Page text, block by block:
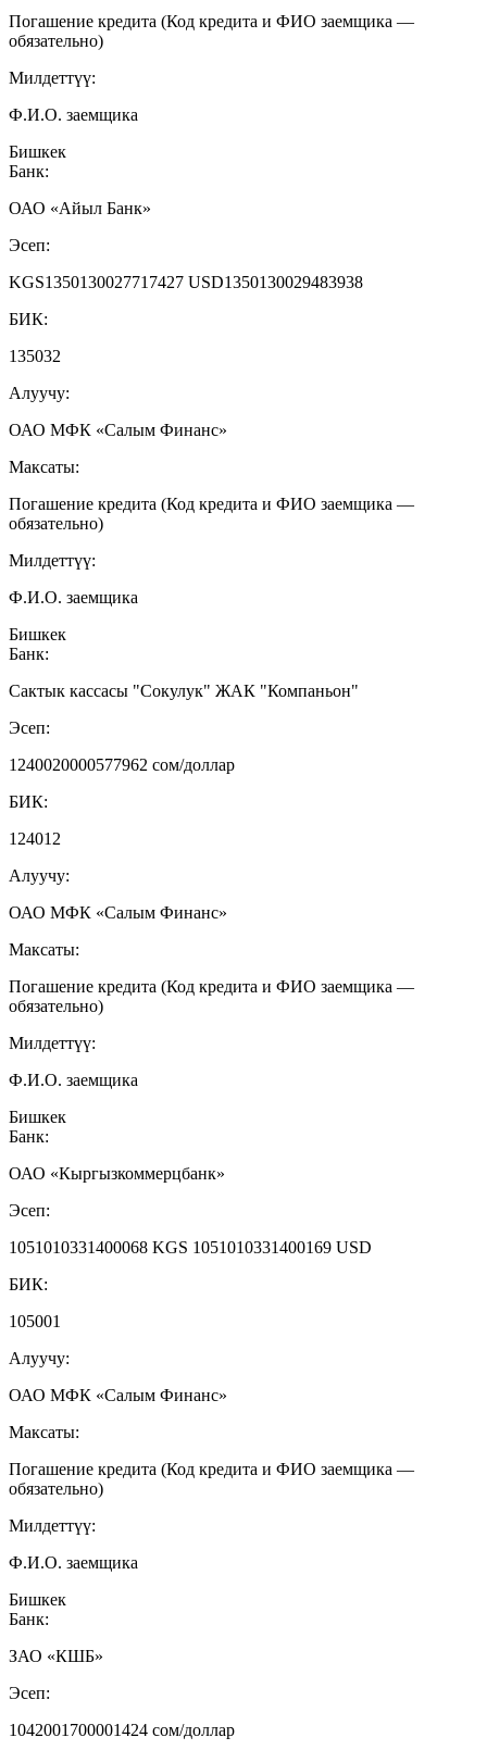
Погашение кредита (Код кредита и ФИО заемщика —
обязательно)
Милдеттүү:
Ф.И.О. заемщика
Бишкек
Банк:
ОАО «Айыл Банк»
Эсеп:
KGS1350130027717427 USD1350130029483938
БИК:
135032
Алуучу:
ОАО МФК «Салым Финанс»
Максаты:
Погашение кредита (Код кредита и ФИО заемщика —
обязательно)
Милдеттүү:
Ф.И.О. заемщика
Бишкек
Банк:
Сактык кассасы "Сокулук" ЖАК "Компаньон"
Эсеп:
1240020000577962 сом/доллар
БИК:
124012
Алуучу:
ОАО МФК «Салым Финанс»
Максаты:
Погашение кредита (Код кредита и ФИО заемщика —
обязательно)
Милдеттүү:
Ф.И.О. заемщика
Бишкек
Банк:
ОАО «Кыргызкоммерцбанк»
Эсеп:
1051010331400068 KGS 1051010331400169 USD
БИК:
105001
Алуучу:
ОАО МФК «Салым Финанс»
Максаты:
Погашение кредита (Код кредита и ФИО заемщика —
обязательно)
Милдеттүү:
Ф.И.О. заемщика
Бишкек
Банк:
ЗАО «КШБ»
Эсеп:
1042001700001424 сом/доллар